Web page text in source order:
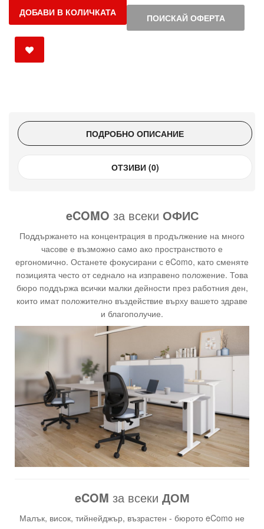
ДОБАВИ В КОЛИЧКАТА ПОИСКАЙ ОФЕРТА
ПОДРОБНО ОПИСАНИЕ
ОТЗИВИ (0)
eCOMO за всеки ОФИС
Поддържането на концентрация в продължение на много
часове е възможно само ако пространството е
ергономично. Останете фокусирани с eComo, като сменяте
позицията често от седнало на изправено положение. Това
бюро поддържа всички малки дейности през работния ден,
които имат положително въздействие върху вашето здраве
и благополучие.
eCOM за всеки ДОМ
Малък, висок, тийнейджър, възрастен - бюрото eComo не